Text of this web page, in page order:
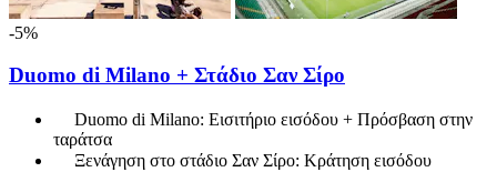
-5%
Duomo di Milano + Στάδιο Σαν Σίρο
Duomo di Milano: Εισιτήριο εισόδου + Πρόσβαση στην
ταράτσα
Ξενάγηση στο στάδιο Σαν Σίρο: Κράτηση εισόδου